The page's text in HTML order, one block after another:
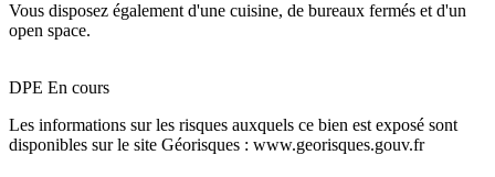
Vous disposez également d'une cuisine, de bureaux fermés et d'un
open space.
DPE En cours
Les informations sur les risques auxquels ce bien est exposé sont
disponibles sur le site Géorisques : www.georisques.gouv.fr